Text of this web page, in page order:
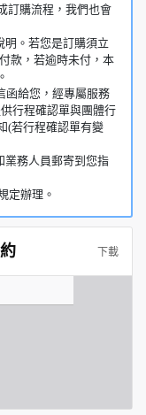
訂購流程，我們也會
明。若您是訂購須立
款，若逾時未付，本
函給您，經專屬服務
行程確認單與團體行
(若行程確認單有變
業務人員郵寄到您指
定辦理。
下載